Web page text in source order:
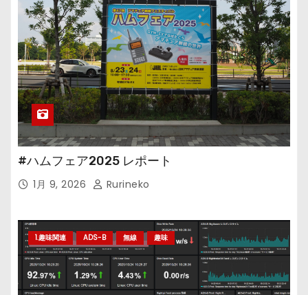
#ハムフェア2025 レポート
1月 9, 2026 Rurineko
1.趣味関連 ADS-B 無線 趣味